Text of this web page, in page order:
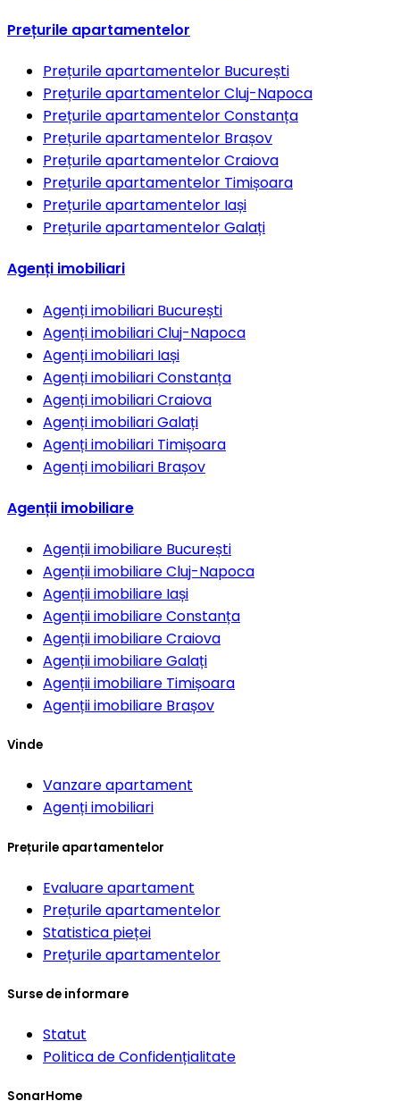
Prețurile apartamentelor
Prețurile apartamentelor București
Prețurile apartamentelorCluj-Napoca
Prețurile apartamentelorConstanța
Prețurile apartamentelor Brașov
Prețurile apartamentelorCraiova
Prețurile apartamentelor Timișoara
Prețurile apartamentelor Iași
Prețurile apartamentelorGalați
Agenți imobiliari
Agenți imobiliari București
Agenți imobiliariCluj-Napoca
Agenți imobiliari Iași
Agenți imobiliariConstanța
Agenți imobiliariCraiova
Agenți imobiliariGalați
Agenți imobiliari Timișoara
Agenți imobiliari Brașov
Agenții imobiliare
Agenții imobiliare București
Agenții imobiliareCluj-Napoca
Agenții imobiliare Iași
Agenții imobiliareConstanța
Agenții imobiliareCraiova
Agenții imobiliareGalați
Agenții imobiliare Timișoara
Agenții imobiliare Brașov
Vinde
Vanzare apartament
Agenți imobiliari
Prețurile apartamentelor
Evaluare apartament
Prețurile apartamentelor
Statistica pieței
Prețurile apartamentelor
Surse de informare
Statut
Politica de Confidențialitate
SonarHome